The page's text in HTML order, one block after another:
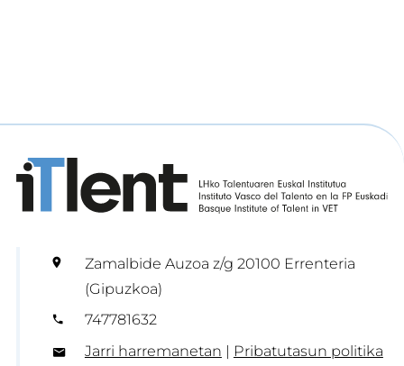
Zamalbide Auzoa z/g 20100 Errenteria
(Gipuzkoa)
747781632
Jarri harremanetan | Pribatutasun politika